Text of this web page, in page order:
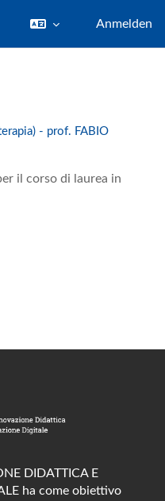
Anmelden
- prof. FABIO
il corso di laurea in
DIDATTICA E
ha come obiettivo